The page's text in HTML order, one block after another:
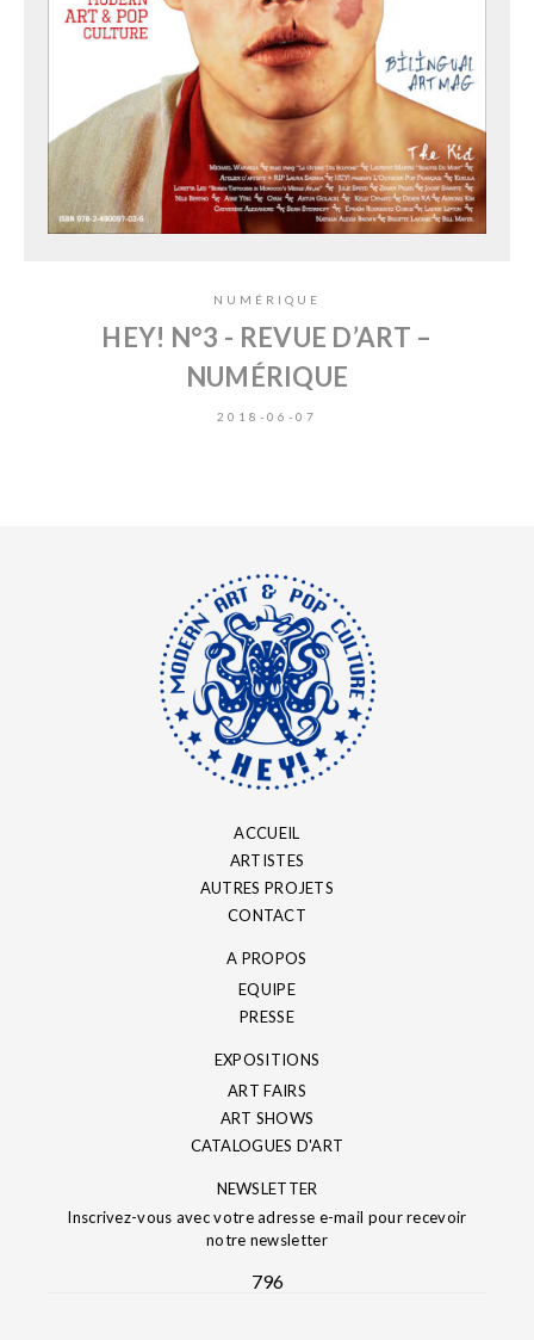
NUMÉRIQUE
HEY! N°3 - REVUE D’ART –
NUMÉRIQUE
2018-06-07
ACCUEIL
ARTISTES
AUTRES PROJETS
CONTACT
A PROPOS
EQUIPE
PRESSE
EXPOSITIONS
ART FAIRS
ART SHOWS
CATALOGUES D'ART
NEWSLETTER
Inscrivez-vous avec votre adresse e-mail pour recevoir
notre newsletter
796